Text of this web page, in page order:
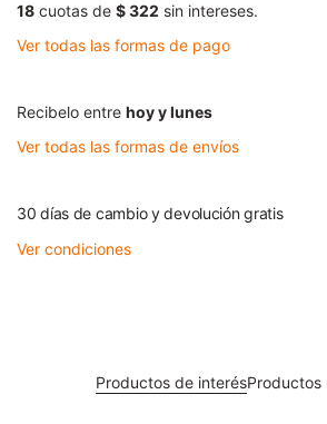
18 cuotas de $ 322 sin intereses.
Ver todas las formas de pago
Recibelo entre hoy y lunes
Ver todas las formas de envíos
30 días de cambio y devolución gratis
Ver condiciones
Productos de interésProductos